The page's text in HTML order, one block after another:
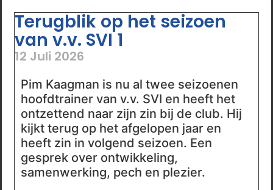
Terugblik op het seizoen
van v.v. SVI 1
12 Juli 2026
Pim Kaagman is nu al twee seizoenen
hoofdtrainer van v.v. SVI en heeft het
ontzettend naar zijn zin bij de club. Hij
kijkt terug op het afgelopen jaar en
heeft zin in volgend seizoen. Een
gesprek over ontwikkeling,
samenwerking, pech en plezier.